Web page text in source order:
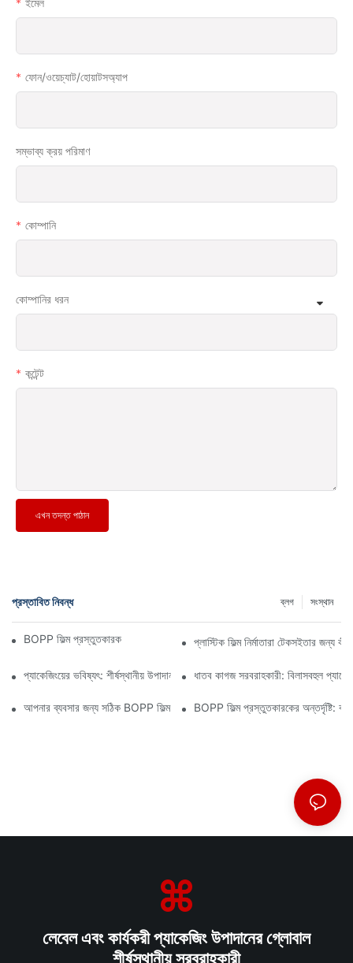
ইমেল
ফোন/ওয়েচ্যাট/হোয়াটসঅ্যাপ
সম্ভাব্য ক্রয় পরিমাণ
কোম্পানি
কোম্পানির ধরন
কন্টেন্ট
এখন তদন্ত পাঠান
প্রস্তাবিত নিবন্ধ সংস্থান
ব্লগ
BOPP ফিল্ম প্রস্তুতকারক: নমনীয় প্যাকেজিংয়ের মেরুদণ্ডপ্লাস্টিক ফিল্ম নির্মাতারা টেকসইতার জন্য
প্যাকেজিংয়ের ভবিষ্যৎ: শীর্ষস্থানীয় উপাদান প্রস্তুতকারকদের কাছ থেকে অন্তর্দৃষ্টি
ধাতব কাগজ সরবরাহকারী: বিলাসবহুল
আপনার ব্যবসার জন্য সঠিক BOPP ফিল্ম সরবরাহকারী নির্বাচন করা কেন গুরুত্বপূর্ণ
BOPP ফিল্ম প্রস্তুতকারকের অন্তর্দৃষ্টি:
লেবেল এবং কার্যকরী প্যাকেজিং উপাদানের গ্লোবাল
শীর্ষস্থানীয় সরবরাহকারী